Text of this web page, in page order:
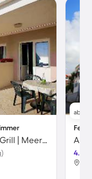
Apartment mit Terrasse und Grill | Meerblick
ab
4.0